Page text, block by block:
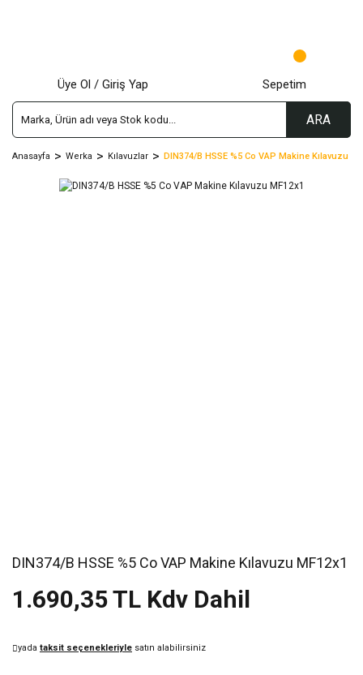
ARA
Üye Ol / Giriş Yap Sepetim
Anasayfa Werka Kılavuzlar DIN374/B HSSE %5 Co VAP Makine Kılavuzu
DIN374/B HSSE %5 Co VAP Makine Kılavuzu MF12x1
1.690,35 TL Kdv Dahil
yada taksit seçenekleriyle satın alabilirsiniz